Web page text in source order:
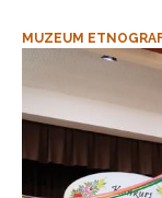
MUZEUM